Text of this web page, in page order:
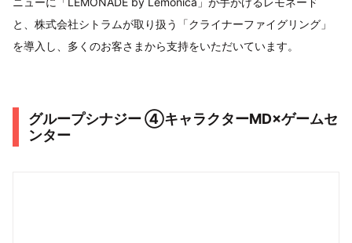
と、株式会社シトラムが取り扱う「クライナーファイグリング」
を導入し、多くのお客さまから支持をいただいています。
グループシナジー ④キャラクターMD×ゲームセ
ンター